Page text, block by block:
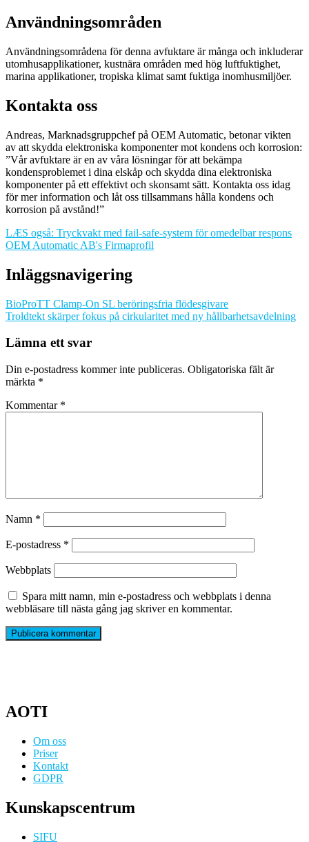
Användningsområden
Användningsområdena för denna avfuktare är många och inkluderar
utomhusapplikationer, kustnära områden med hög luftfuktighet,
marina applikationer, tropiska klimat samt fuktiga inomhusmiljöer.
Kontakta oss
Andreas, Marknadsgruppchef på OEM Automatic, betonar vikten
av att skydda elektroniska komponenter mot kondens och korrosion:
”Vår avfuktare är en av våra lösningar för att bekämpa
kondensproblemet i dina elskåp och skydda dina elektroniska
komponenter på ett effektivt och skonsamt sätt. Kontakta oss idag
för mer information och låt oss tillsammans hålla kondens och
korrosion på avstånd!”
LÆS også: Tryckvakt med fail-safe-system för omedelbar respons
OEM Automatic AB's Firmaprofil
Inläggsnavigering
BioProTT Clamp-On SL beröringsfria flödesgivare
Troldtekt skärper fokus på cirkularitet med ny hållbarhetsavdelning
Lämna ett svar
Din e-postadress kommer inte publiceras. Obligatoriska fält är
märkta *
Kommentar *
Namn *
E-postadress *
Webbplats
Spara mitt namn, min e-postadress och webbplats i denna
webbläsare till nästa gång jag skriver en kommentar.
AOTI
Om oss
Priser
Kontakt
GDPR
Kunskapscentrum
SIFU